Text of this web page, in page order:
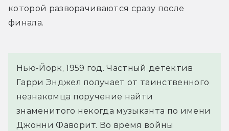
которой разворачиваются сразу после
финала.
Нью-Йорк, 1959 год. Частный детектив
Гарри Энджел получает от таинственного
незнакомца поручение найти
знаменитого некогда музыканта по имени
Джонни Фаворит. Во время войны